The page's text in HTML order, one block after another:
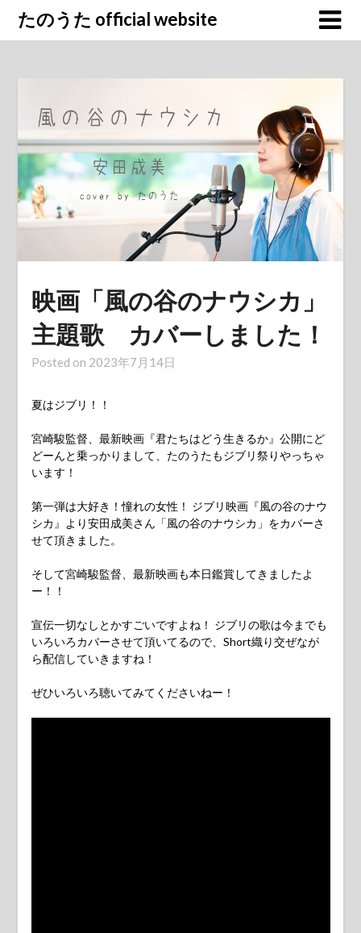
Skipたのうた official website
映画「風の谷のナウシカ」
主題歌 カバーしました！
Posted on 2023年7月14日
夏はジブリ！！
宮崎駿監督、最新映画『君たちはどう生きるか』公開にど
どーんと乗っかりまして、たのうたもジブリ祭りやっちゃ
います！
第一弾は大好き！憧れの女性！ ジブリ映画『風の谷のナウ
シカ』より安田成美さん「風の谷のナウシカ」をカバーさ
せて頂きました。
そして宮崎駿監督、最新映画も本日鑑賞してきましたよ
ー！！
宣伝一切なしとかすごいですよね！ ジブリの歌は今までも
いろいろカバーさせて頂いてるので、Short織り交ぜなが
ら配信していきますね！
ぜひいろいろ聴いてみてくださいねー！